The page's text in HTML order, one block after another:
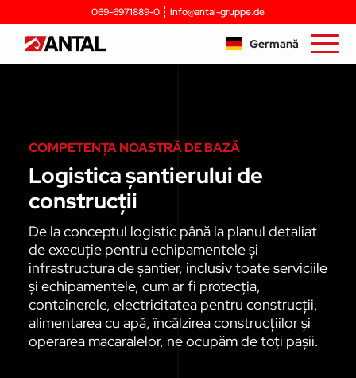
069-6971889-0 info@antal-gruppe.de
Germană
COMPETENȚA NOASTRĂ DE BAZĂ
Logistica șantierului de
construcții
De la conceptul logistic până la planul detaliat
de execuție pentru echipamentele și
infrastructura de șantier, inclusiv toate serviciile
și echipamentele, cum ar fi protecția,
containerele, electricitatea pentru construcții,
alimentarea cu apă, încălzirea construcțiilor și
operarea macaralelor, ne ocupăm de toți pașii.